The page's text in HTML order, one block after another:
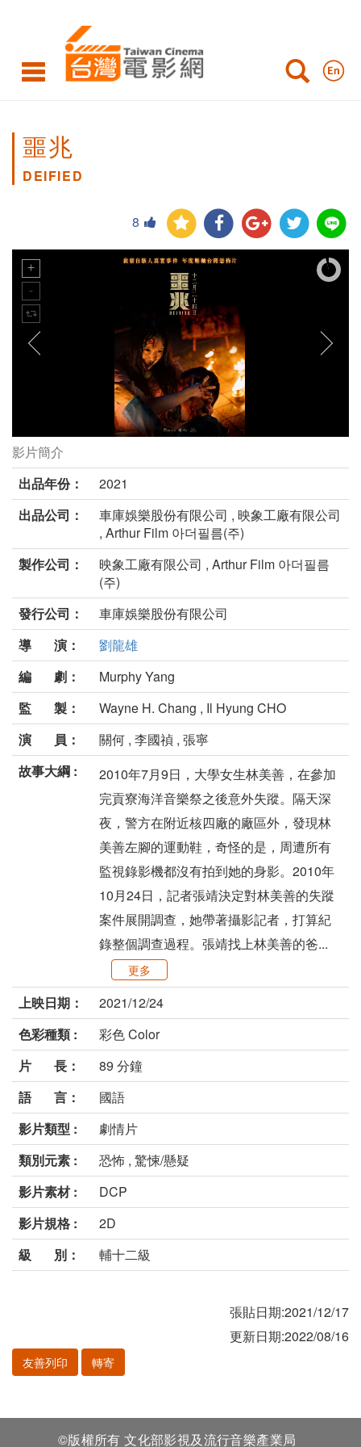
噩兆
DEIFIED
8
噩兆劇照
影片簡介
出品年份：
2021
出品公司：
車庫娛樂股份有限公司 , 映象工廠有限公司
, Arthur Film 아더필름(주)
製作公司：
映象工廠有限公司 , Arthur Film 아더필름
(주)
發行公司：
車庫娛樂股份有限公司
導 演：
劉龍雄
編 劇：
Murphy Yang
監 製：
Wayne H. Chang , Il Hyung CHO
演 員：
關何 , 李國禎 , 張寧
故事大綱 :
2010年7月9日，大學女生林美善，在參加
完貢寮海洋音樂祭之後意外失蹤。隔天深
夜，警方在附近核四廠的廠區外，發現林
美善左腳的運動鞋，奇怪的是，周遭所有
監視錄影機都沒有拍到她的身影。2010年
10月24日，記者張靖決定對林美善的失蹤
案件展開調查，她帶著攝影記者，打算紀
錄整個調查過程。張靖找上林美善的爸...
更多
上映日期：
2021/12/24
色彩種類 :
彩色 Color
片 長：
89 分鐘
語 言：
國語
影片類型 :
劇情片
類別元素 :
恐怖 , 驚悚/懸疑
影片素材 :
DCP
影片規格 :
2D
級 別：
輔十二級
張貼日期:2021/12/17
更新日期:2022/08/16
友善列印 轉寄
©版權所有 文化部影視及流行音樂產業局